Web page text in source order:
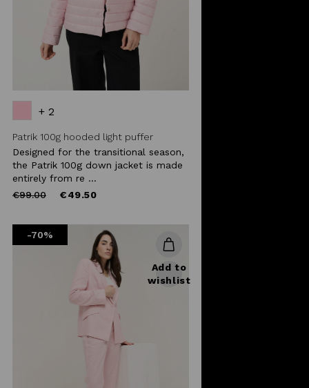
+ 2
Patrik 100g hooded light puffer
Designed for the transitional season,
the Patrik 100g down jacket is made
entirely from re ...
Price
€99.00to €49.50
-70%
Add to
wishlist